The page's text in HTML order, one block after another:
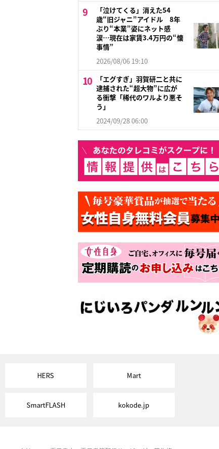
「泣けてくる」消えた54
歳“旧ジャニ”アイドル 8年
ぶり“本業”姿にネット感
涙…現在は家賃3.4万円の“懐
事情”
2026/08/06 19:10
「エグすぎ」羽賀研二と共に
逮捕された“超大物”に広が
る衝撃「稀代のワルより悪そ
う」
2024/09/28 06:00
HERS Mart
SmartFLASH kokode.jp